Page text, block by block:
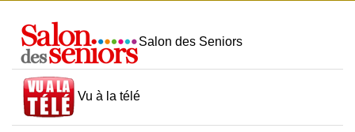
Salon des Seniors
Vu à la télé